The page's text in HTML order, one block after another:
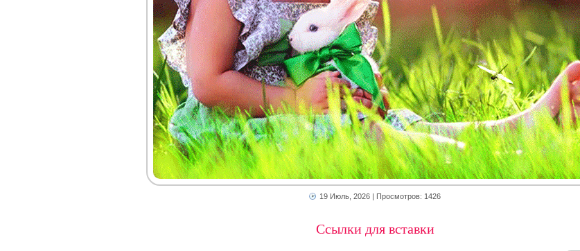
19 Июль, 2026 | Просмотров: 1426
Ссылки для вставки